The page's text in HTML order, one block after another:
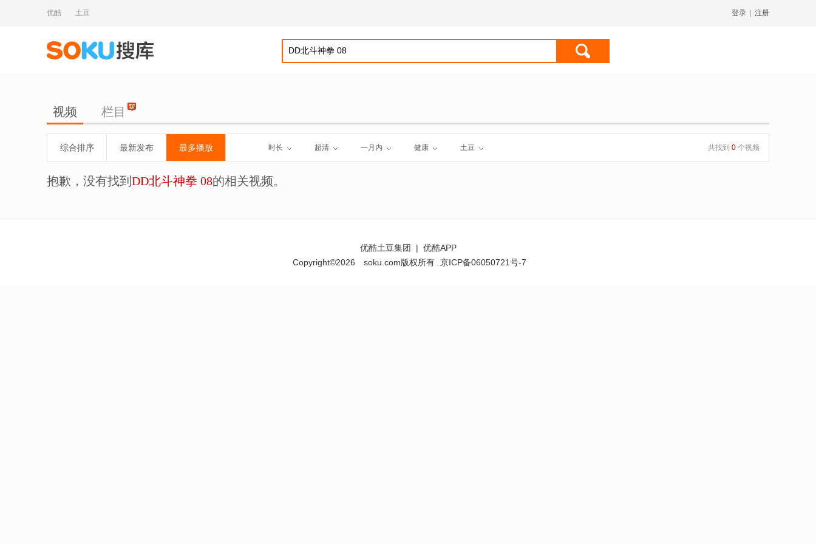
优酷 土豆 登录 注册
视频 栏目
综合排序 最新发布 最多播放 时长 超清 一月内 健康 土豆 共找到 0 个视频
抱歉，没有找到 DD北斗神拳 08的相关视频。
优酷土豆集团 | 优酷APP
Copyright©2026
soku.com版权所有 京ICP备06050721号-7